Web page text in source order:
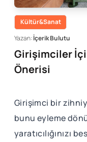
Kültür&Sanat
Yazan:İçerik Bulutu
Girişimciler
Önerisi
Girişimci bir
bunu eyleme
yaratıcılığınızı